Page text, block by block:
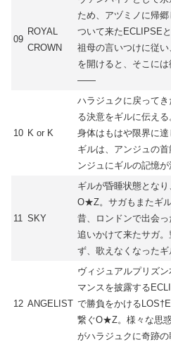
09
ROYAL
CROWN
ため、アヅミノに帰
ついて来たECLIPSE
祖母の言いつけに従
を開けると、そこに
――
10 K or K
ハラジュクに戻って
る決意をギルに伝え
身体はもはや限界に
ギルは、アンジュの
ンジュにギルの記憶
11 SKY
ギルが昏睡状態とな
O★Z。サガもまたギ
昔、ロンドンで出会
追いかけて来たサガ
ず、歌えなくなった
12 ANGELIST
ヴィジュアルプリズ
マンスを披露する
で勝負をかける
繋ぐO★Z。様々な思
がハラジュクに奇跡